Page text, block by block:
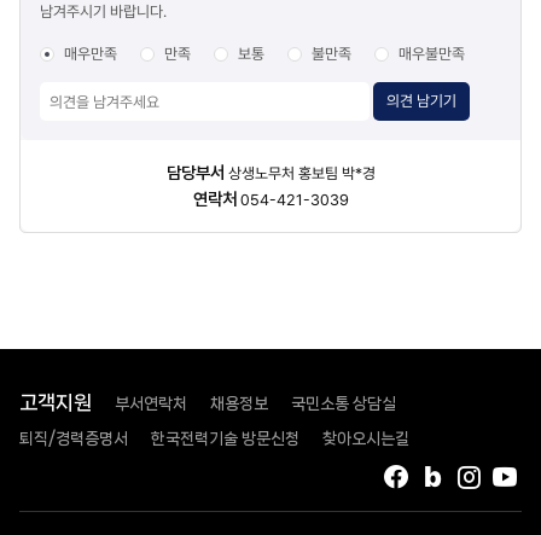
조사남겨주시기 바랍니다.
매우만족 만족 보통 불만족 매우불만족
의견 남기기
담당부서 상생노무처 홍보팀 박*경
연락처 054-421-3039
고객지원 부서연락처 채용정보 국민소통 상담실
퇴직/경력증명서 한국전력기술 방문신청 찾아오시는길